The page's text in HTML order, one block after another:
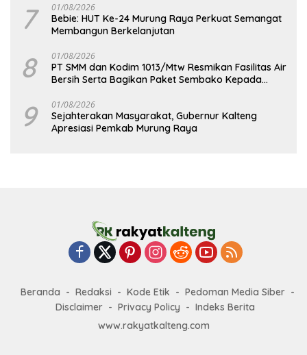
7 01/08/2026
Bebie: HUT Ke-24 Murung Raya Perkuat Semangat
Membangun Berkelanjutan
8 01/08/2026
PT SMM dan Kodim 1013/Mtw Resmikan Fasilitas Air
Bersih Serta Bagikan Paket Sembako Kepada
9 01/08/2026
Sejahterakan Masyarakat, Gubernur Kalteng
Apresiasi Pemkab Murung Raya
Beranda Redaksi Kode Etik
Pedoman Media Siber
Disclaimer
Privacy Policy
Indeks Berita
www.rakyatkalteng.com